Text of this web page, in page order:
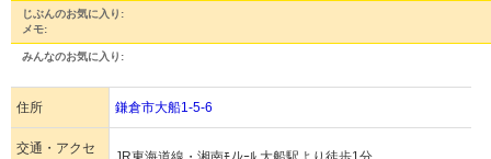
じぶんのお気に入り:
メモ:
みんなのお気に入り:
住所 鎌倉市大船1-5-6
交通・アクセ